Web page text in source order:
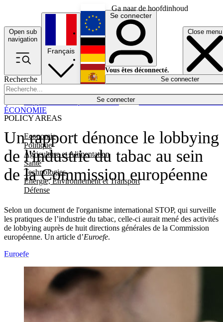
Ga naar de hoofdinhoud
Open sub
navigation
Close menu
Recherche
Se connecter
POLICY AREAS
Economie
Politique
Agriculture et Alimentation
Santé
Technologies
Energie, Environnement et Transport
Défense
Économie
Français
English
Deutsch
Español
Se connecter
Vous êtes déconnecté.
Se connecter
Un rapport dénonce le lobbying
de l'industrie du tabac au sein
de la Commission européenne
Selon un document de l'organisme international STOP, qui surveille
les pratiques de l’industrie du tabac, celle-ci aurait mené des activités
de lobbying auprès de huit directions générales de la Commission
européenne. Un article d’Euroefe.
ÉCONOMIE
Euroefe